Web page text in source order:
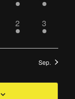
1
2
1
3
Sep.